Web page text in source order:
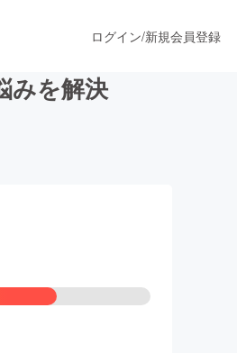
ログイン/新規会員登録
みを解決